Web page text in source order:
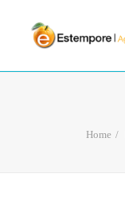
Home